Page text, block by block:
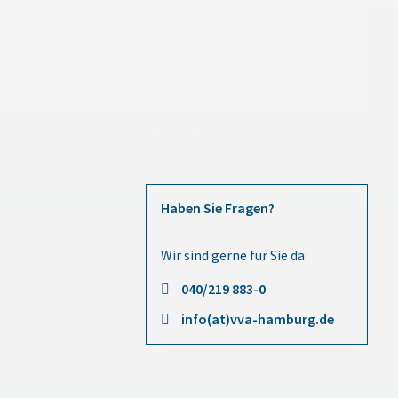
Haben Sie Fragen?
Wir sind gerne für Sie da:
040/219 883-0
info(at)vva-hamburg.de